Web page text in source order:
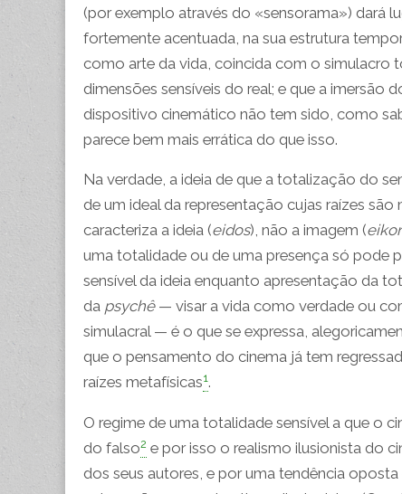
(por exemplo através do «sensorama») dará
fortemente acentuada, na sua estrutura
como arte da vida, coincida com o simulacro
dimensões sensíveis do real; e que a imersão
dispositivo cinemático não tem sido, como
parece bem mais errática do que isso.
Na verdade, a ideia de que a totalização do
de um ideal da representação cujas raízes
caracteriza a ideia (eidos), não a imagem (
uma totalidade ou de uma presença só pode
sensível da ideia enquanto apresentação da
da psychê— visar a vida como verdade ou
simulacral — é o que se expressa,
que o pensamento do cinema já tem
raízes metafísicas1.
O regime de uma totalidade sensível a que o
do falso2 e por isso o realismo ilusionista do
dos seus autores, e por uma tendência